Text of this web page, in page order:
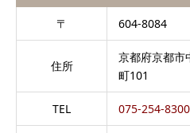
〒 604-8084
住所
京都府京都市
町101
TEL 075-254-8300